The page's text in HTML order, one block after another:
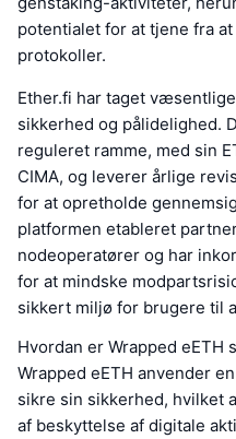
potentialet for at tjene fra
protokoller.
Ether.fi har taget
sikkerhed og pålidelighed.
reguleret ramme, med sin
CIMA, og leverer årlige
for at opretholde
platformen etableret
nodeoperatører og har
for at mindske
sikkert miljø for brugere til
Hvordan er Wrapped eETH
Wrapped eETH anvender
sikre sin sikkerhed, hvilket
af beskyttelse af digitale